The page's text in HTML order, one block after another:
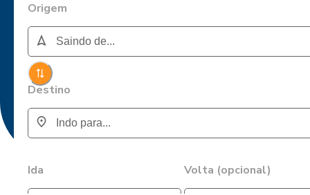
Origem
Destino
Ida Volta (opcional)